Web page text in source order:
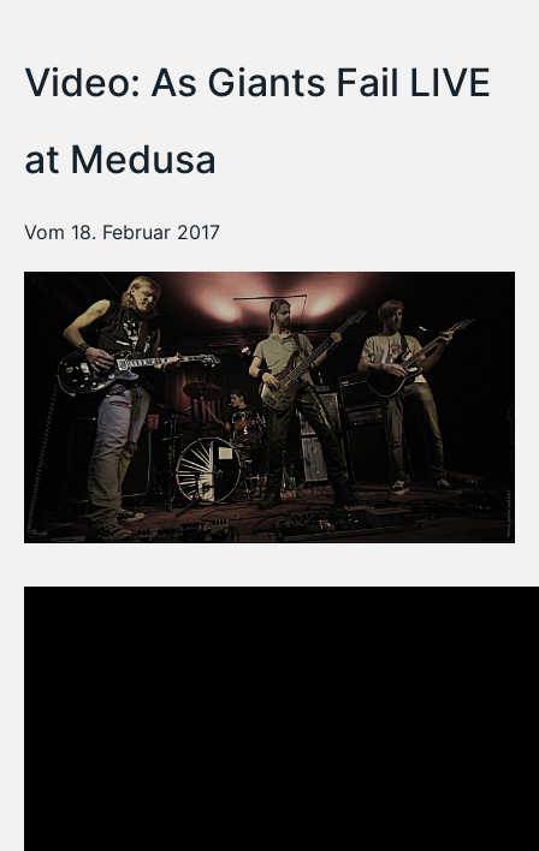
Video: As Giants Fail LIVE
at Medusa
Vom 18. Februar 2017